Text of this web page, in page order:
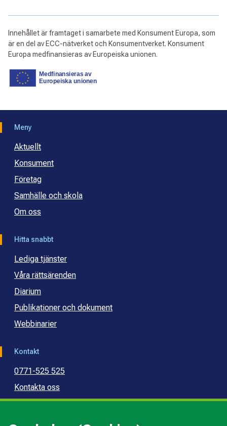
Innehållet är framtaget i samarbete med Konsument Europa, som
är en del av ECC-nätverket och Konsumentverket. Konsument
Europa medfinansieras av Europeiska unionen.
Meny
Aktuellt
Konsument
Företag
Samhälle och skola
Om oss
Hitta snabbt
Lediga tjänster
Våra rättsärenden
Diarium
Publikationer och dokument
Webbinarier
Kontakt
0771-525 525
Kontakta oss
Press